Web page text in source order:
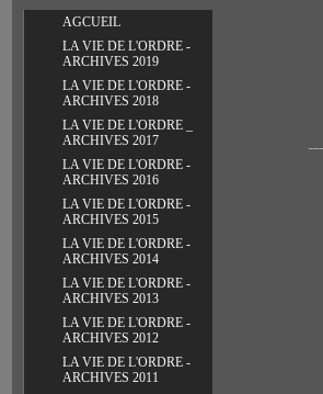
AGCUEIL
LA VIE DE L'ORDRE -
ARCHIVES 2019
LA VIE DE L'ORDRE -
ARCHIVES 2018
LA VIE DE L'ORDRE _
ARCHIVES 2017
LA VIE DE L'ORDRE -
ARCHIVES 2016
LA VIE DE L'ORDRE -
ARCHIVES 2015
LA VIE DE L'ORDRE -
ARCHIVES 2014
LA VIE DE L'ORDRE -
ARCHIVES 2013
LA VIE DE L'ORDRE -
ARCHIVES 2012
LA VIE DE L'ORDRE -
ARCHIVES 2011